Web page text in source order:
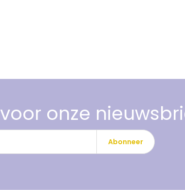
onze
Abonneer